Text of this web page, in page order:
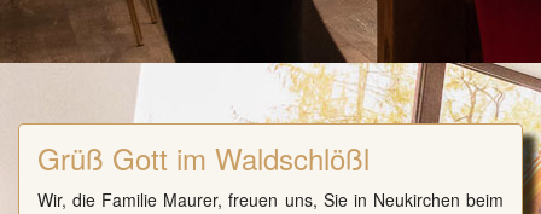
Grüß Gott im Waldschlößl
Wir, die Familie Maurer, freuen uns, Sie in Neukirchen beim